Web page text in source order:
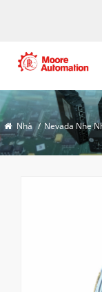
Nhà / Nevada Nhẹ